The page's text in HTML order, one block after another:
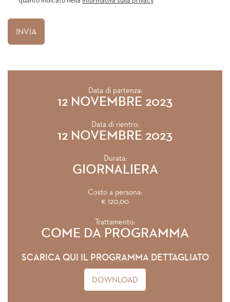
Data di partenza:
12 NOVEMBRE 2023
Data di rientro:
12 NOVEMBRE 2023
Durata:
GIORNALIERA
Costo a persona:
€ 120,00
Trattamento:
COME DA PROGRAMMA
SCARICA QUI IL PROGRAMMA DETTAGLIATO
DOWNLOAD